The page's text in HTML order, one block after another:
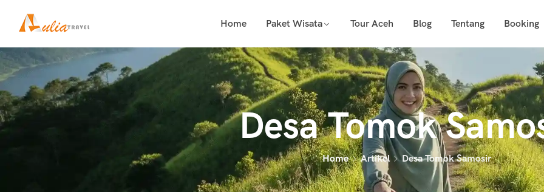
Home Paket Wisata Tour Aceh Blog Tentang Booking
Desa Tomok
Home Artikel Desa Tomok Samosir